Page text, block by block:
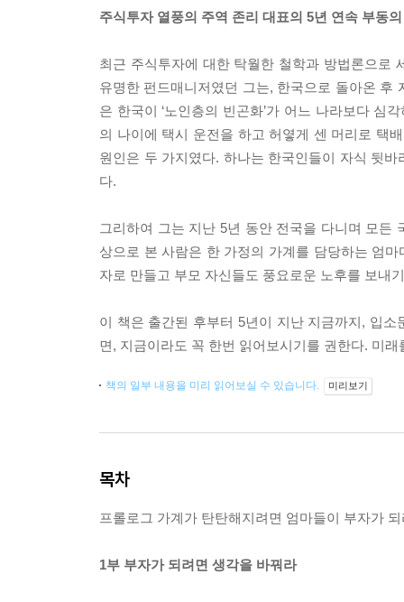
주식투자 열풍의 주역 존리 대표의 5년 연속 부동
최근 주식투자에 대한 탁월한 철학과 방법론으로
유명한 펀드매니저였던 그는, 한국으로 돌아온 후
은 한국이 ‘노인층의 빈곤화’가 어느 나라보다 심
의 나이에 택시 운전을 하고 허옇게 센 머리로 택
원인은 두 가지였다. 하나는 한국인들이 자식 뒷
다.
그리하여 그는 지난 5년 동안 전국을 다니며 모든
상으로 본 사람은 한 가정의 가계를 담당하는 엄
자로 만들고 부모 자신들도 풍요로운 노후를 보내
이 책은 출간된 후부터 5년이 지난 지금까지, 입
면, 지금이라도 꼭 한번 읽어보시기를 권한다. 미
책의 일부 내용을 미리 읽어보실 수 있습니다. 미리보기
목차
프롤로그 가계가 탄탄해지려면 엄마들이 부자가 되
1부 부자가 되려면 생각을 바꿔라